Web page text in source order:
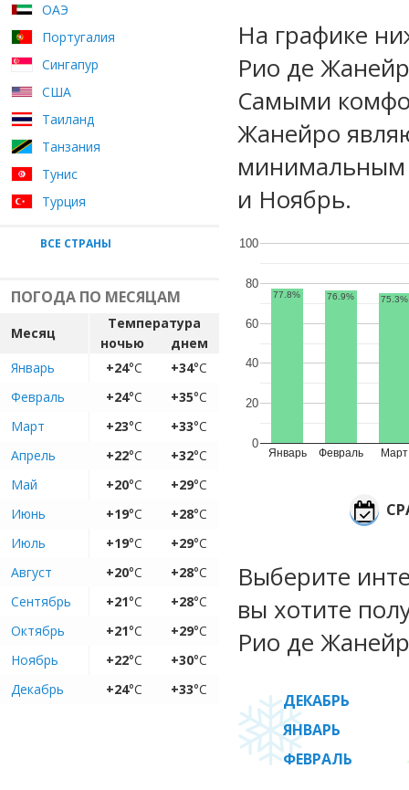
ОАЭ
Португалия
Сингапур
США
Таиланд
Танзания
Тунис
Турция
ВСЕ СТРАНЫ
ПОГОДА ПО МЕСЯЦАМ
Месяц
Температура
ночью
днем
Январь
+24°C +34°C
Февраль
+24°C +35°C
Март
+23°C +33°C
Апрель
+22°C +32°C
Май
+20°C +29°C
Июнь
+19°C +28°C
Июль
+19°C +29°C
Август
+20°C +28°C
Сентябрь
+21°C +28°C
Октябрь
+21°C +29°C
Ноябрь
+22°C +30°C
Декабрь
+24°C +33°C
На графике
Рио де
Самыми
Жанейро
минимальным
и Ноябрь.
Январь Февраль Март
0
20
40
60
80
100
77.8% 76.9% 75.3%
Выберите
вы хотите
Рио де
ДЕКАБРЬ
ЯНВАРЬ
ФЕВРАЛЬ